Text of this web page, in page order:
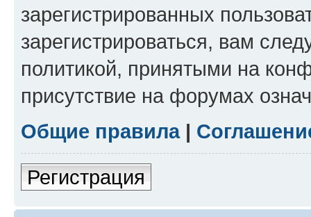
зарегистрированных
зарегистрироваться, вам
политикой, принятыми на
присутствие на форумах
Общие правила|
Регистрация